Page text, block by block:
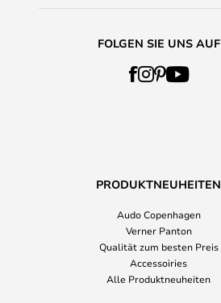
FOLGEN SIE UNS AUF
PRODUKTNEUHEITEN
Audo Copenhagen
Verner Panton
Qualität zum besten Preis
Accessoiries
Alle Produktneuheiten